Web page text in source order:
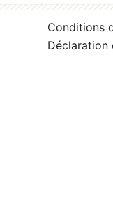
Conditions
Déclaration